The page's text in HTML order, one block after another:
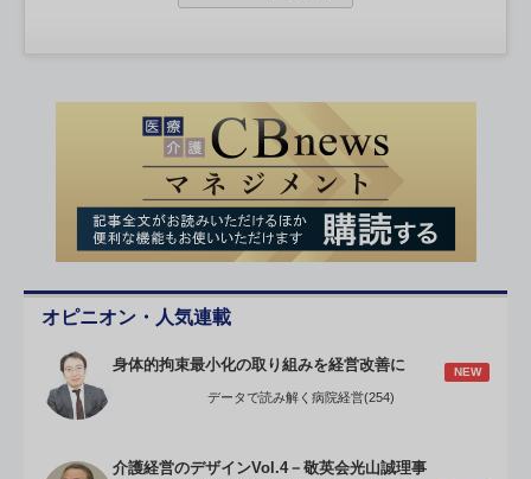
オピニオン・人気連載
身体的拘束最小化の取り組みを経営改善に NEW
データで読み解く病院経営(254)
介護経営のデザインVol.4－敬英会光山誠理事